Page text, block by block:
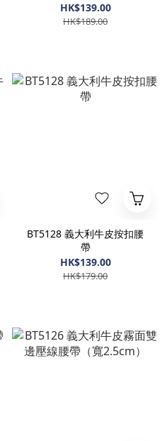
HK$139.00
HK$189.00
BT5128 義大利牛皮按扣腰
帶
HK$139.00
HK$179.00